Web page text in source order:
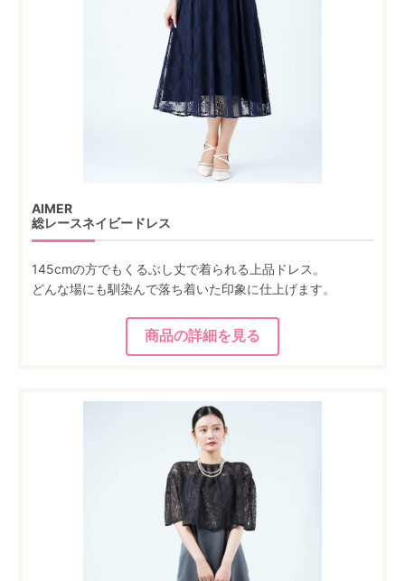
AIMER
総レースネイビードレス
145cmの方でもくるぶし丈で着られる上品ドレス。
どんな場にも馴染んで落ち着いた印象に仕上げます。